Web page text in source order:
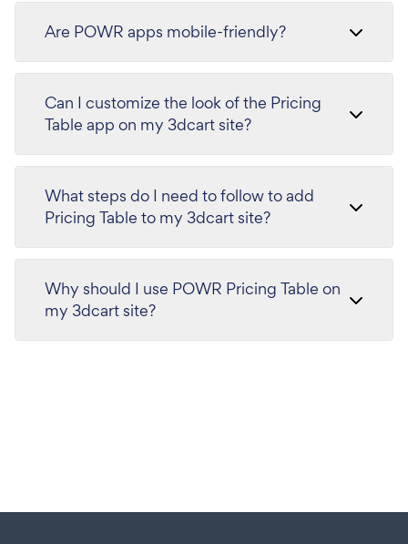
Are POWR apps mobile-friendly?
Can I customize the look of the Pricing
Table app on my 3dcart site?
What steps do I need to follow to add
Pricing Table to my 3dcart site?
Why should I use POWR Pricing Table on
my 3dcart site?